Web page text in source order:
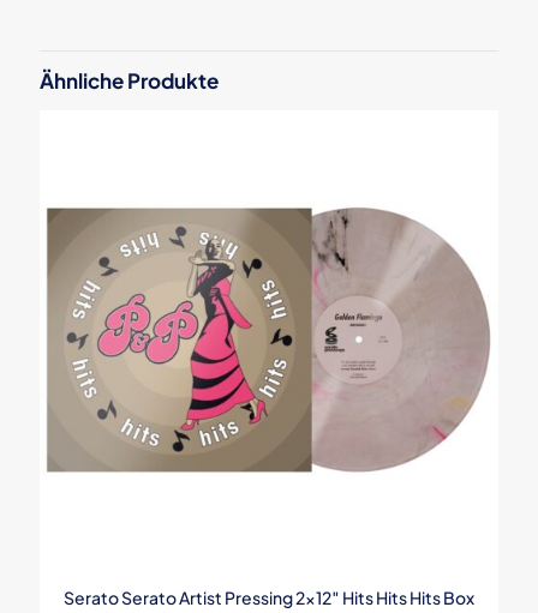
„Serato X Thud Rumble 1×12″ Vinyl
Weapons of Wax #2 (Ninja)“
Deine Bewertung*
1 von
5 Sternen
2 von
5 Sternen
3 von
5 Sternen
4 von
5 Sternen
Ähnliche Produkte
Serato Serato Artist Pressing 2×12″ Hits Hits Hits Box